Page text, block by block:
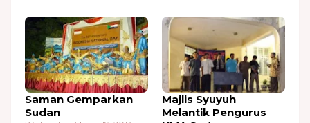
Saman Gemparkan
Sudan
Majlis Syuyuh
Melantik Pengurus